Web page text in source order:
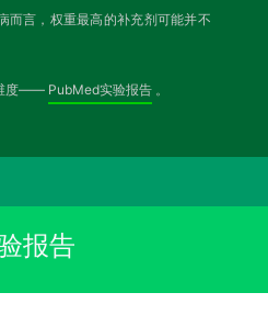
而言，权重最高的补充剂可能并不
度—— PubMed实验报告 。
报告